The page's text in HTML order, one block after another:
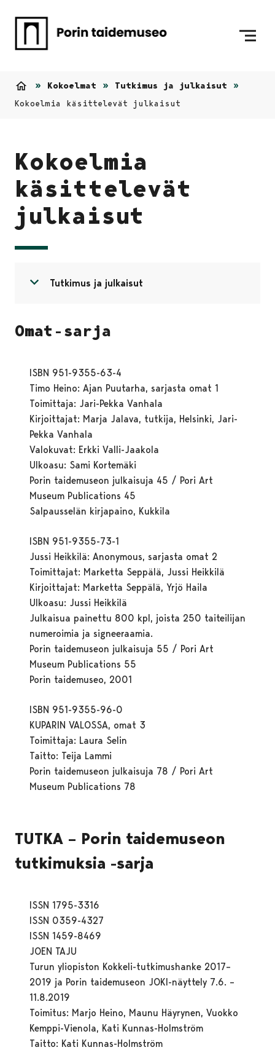
Kokoelmat Tutkimus ja julkaisut
Kokoelmia käsittelevät julkaisut
Kokoelmia
käsittelevät
julkaisut
Avaa valikko
Sulje valikko
Tutkimus ja julkaisut
Omat-sarja
ISBN 951-9355-63-4
Timo Heino: Ajan Puutarha, sarjasta omat 1
Toimittaja: Jari-Pekka Vanhala
Kirjoittajat: Marja Jalava, tutkija, Helsinki, Jari-
Pekka Vanhala
Valokuvat: Erkki Valli-Jaakola
Ulkoasu: Sami Kortemäki
Porin taidemuseon julkaisuja 45 / Pori Art
Museum Publications 45
Salpausselän kirjapaino, Kukkila
ISBN 951-9355-73-1
Jussi Heikkilä: Anonymous, sarjasta omat 2
Toimittajat: Marketta Seppälä, Jussi Heikkilä
Kirjoittajat: Marketta Seppälä, Yrjö Haila
Ulkoasu: Jussi Heikkilä
Julkaisua painettu 800 kpl, joista 250 taiteilijan
numeroimia ja signeeraamia.
Porin taidemuseon julkaisuja 55 / Pori Art
Museum Publications 55
Porin taidemuseo, 2001
ISBN 951-9355-96-0
KUPARIN VALOSSA, omat 3
Toimittaja: Laura Selin
Taitto: Teija Lammi
Porin taidemuseon julkaisuja 78 / Pori Art
Museum Publications 78
TUTKA – Porin taidemuseon
tutkimuksia -sarja
ISSN 1795-3316
ISSN 0359-4327
ISSN 1459-8469
JOEN TAJU
Turun yliopiston Kokkeli-tutkimushanke 2017–
2019 ja Porin taidemuseon JOKI-näyttely 7.6. –
11.8.2019
Toimitus: Marjo Heino, Maunu Häyrynen, Vuokko
Kemppi-Vienola, Kati Kunnas-Holmström
Taitto: Kati Kunnas-Holmström